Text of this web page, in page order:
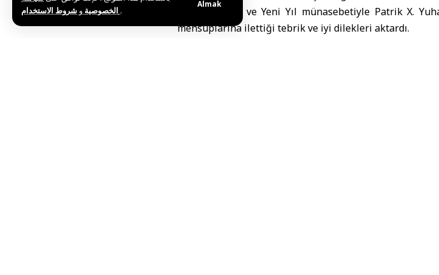
الخصوصية و .
Almak
Şara’nın Noel ve Yeni Yıl münasebetiyle Patrik X.
mensuplarına ilettiği tebrik ve iyi dilekleri aktardı.